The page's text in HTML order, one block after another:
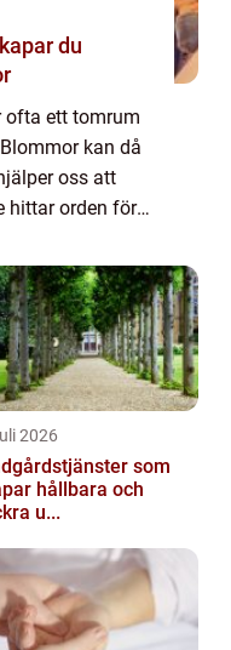
ofta ett tomrum
kan då
oss att
hittar orden för.
känn...
2026
som
hållbara och
u...